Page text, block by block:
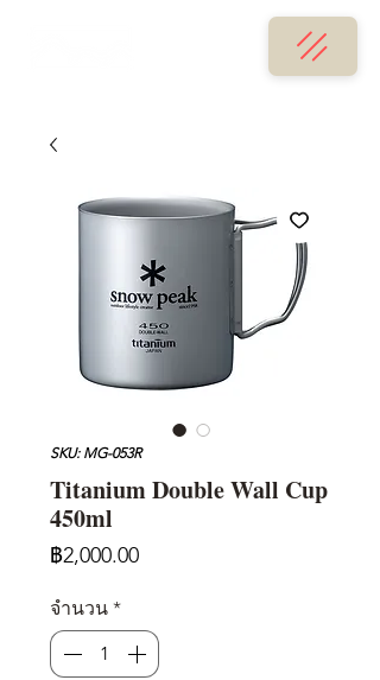
SKU: MG-053R
Titanium Double Wall Cup
450ml
฿2,000.00ราคา
จำนวน *